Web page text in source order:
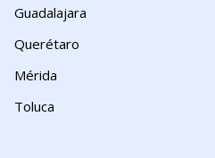
Guadalajara
Querétaro
Mérida
Toluca